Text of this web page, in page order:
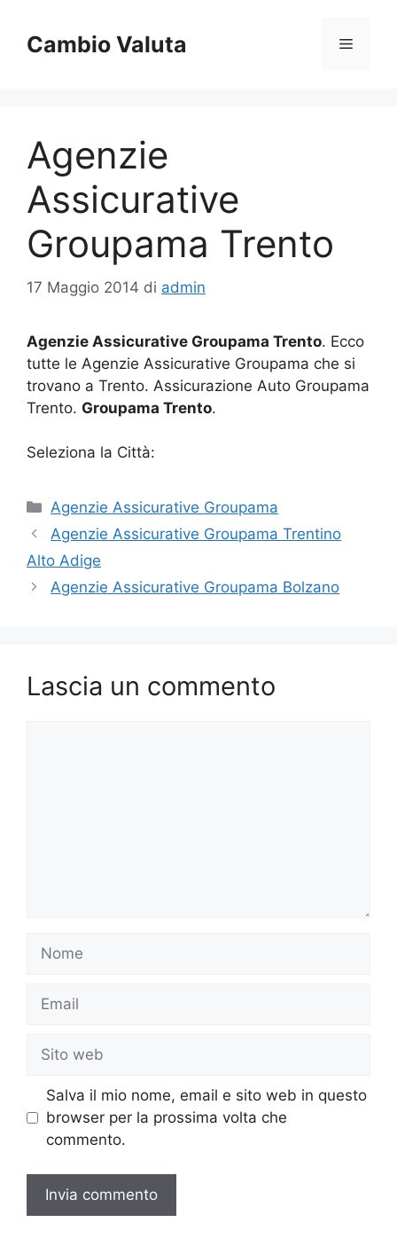
contenuto
Cambio Valuta Menu
Agenzie
Assicurative
Groupama Trento
17 Maggio 2014 di admin
Agenzie Assicurative Groupama Trento. Ecco
tutte le Agenzie Assicurative Groupama che si
trovano a Trento. Assicurazione Auto Groupama
Trento. Groupama Trento.
Seleziona la Città:
Categorie
Agenzie Assicurative Groupama
Agenzie Assicurative Groupama Trentino
Alto Adige
Agenzie Assicurative Groupama Bolzano
Lascia un commento
Nome
Email
Sito
web
Salva il mio nome, email e sito web in questo
browser per la prossima volta che
commento.